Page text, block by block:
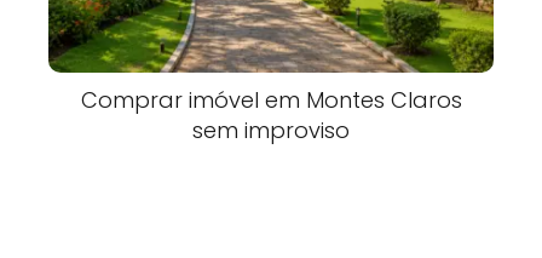
Comprar imóvel em Montes Claros
sem improviso